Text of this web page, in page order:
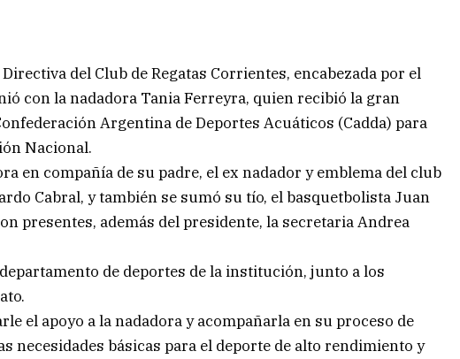
del Club de Regatas Corrientes, encabezada por el
con la nadadora Tania Ferreyra, quien recibió la gran
Argentina de Deportes Acuáticos (Cadda) para
Nacional.
en compañía de su padre, el ex nadador y emblema del club
Cabral, y también se sumó su tío, el basquetbolista Juan
presentes, además del presidente, la secretaria Andrea
de deportes de la institución, junto a los
el apoyo a la nadadora y acompañarla en su proceso de
necesidades básicas para el deporte de alto rendimiento y